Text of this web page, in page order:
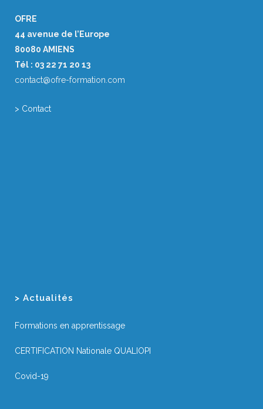
OFRE
44 avenue de l’Europe
80080 AMIENS
Tél : 03 22 71 20 13
contact@ofre-formation.com
> Contact
> Actualités
Formations en apprentissage
CERTIFICATION Nationale QUALIOPI
Covid-19